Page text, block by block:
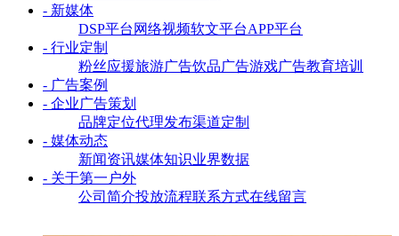
- 新媒体
DSP平台 网络视频软文平台APP平台
- 行业定制
粉丝应援旅游广告饮品广告游戏广告教育培训
- 广告案例
- 企业广告策划
品牌定位代理发布渠道定制
- 媒体动态
新闻资讯媒体知识业界数据
- 关于第一户外
公司简介投放流程联系方式在线留言